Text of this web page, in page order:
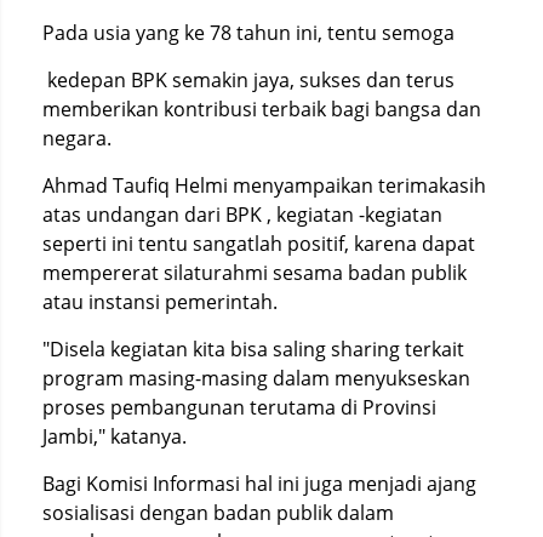
Pada usia yang ke 78 tahun ini, tentu semoga
kedepan BPK semakin jaya, sukses dan terus
memberikan kontribusi terbaik bagi bangsa dan
negara.
Ahmad Taufiq Helmi menyampaikan terimakasih
atas undangan dari BPK , kegiatan -kegiatan
seperti ini tentu sangatlah positif, karena dapat
mempererat silaturahmi sesama badan publik
atau instansi pemerintah.
"Disela kegiatan kita bisa saling sharing terkait
program masing-masing dalam menyukseskan
proses pembangunan terutama di Provinsi
Jambi," katanya.
Bagi Komisi Informasi hal ini juga menjadi ajang
sosialisasi dengan badan publik dalam